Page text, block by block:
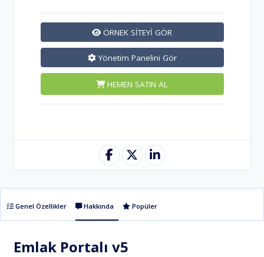
ÖRNEK SİTEYİ GÖR
Yönetim Panelini Gör
HEMEN SATIN AL
Genel Özellikler Hakkında Popüler
Emlak Portalı v5